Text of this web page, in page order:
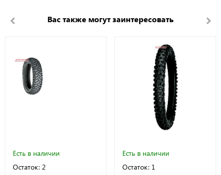
Вас также могут заинтересовать
Есть в наличии
Остаток: 2
Есть в наличии
Остаток: 1